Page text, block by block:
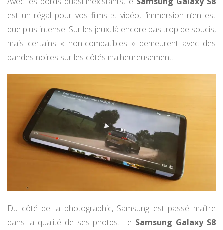
est un régal pour vos films et vidéo, l’immersion n’en est
que plus intense. Sur les jeux, là encore pas trop de soucis,
mais certains « non-compatibles » demeurent avec des
bandes noires sur les côtés malheureusement.
Du côté de la photographie, Samsung est passé maître
dans la qualité de ses photos. Le Samsung Galaxy S8